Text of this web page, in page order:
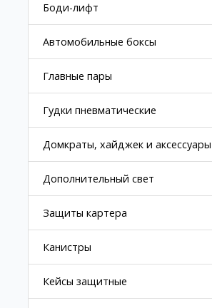
Боди-лифт
Автомобильные боксы
Главные пары
Гудки пневматические
Домкраты, хайджек и аксессуары
Дополнительный свет
Защиты картера
Канистры
Кейсы защитные